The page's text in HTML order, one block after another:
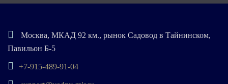
Москва, МКАД 92 км., рынок Садовод в Тайнинском,
Павильон Б-5
+7-915-489-91-04